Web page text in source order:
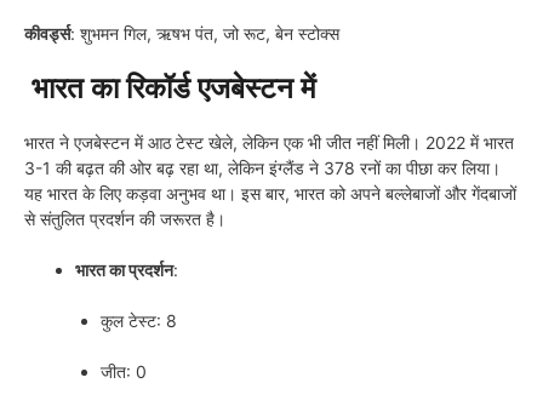
कीवर्ड्स: शुभमन गिल, ऋषभ पंत, जो रूट, बेन स्टोक्स
भारत का रिकॉर्ड एजबेस्टन में
भारत ने एजबेस्टन में आठ टेस्ट खेले, लेकिन एक भी जीत नहीं मिली। 2022 में भारत
3-1 की बढ़त की ओर बढ़ रहा था, लेकिन इंग्लैंड ने 378 रनों का पीछा कर लिया।
यह भारत के लिए कड़वा अनुभव था। इस बार, भारत को अपने बल्लेबाजों और गेंदबाजों
से संतुलित प्रदर्शन की जरूरत है।
भारत का प्रदर्शन:
कुल टेस्ट: 8
जीत: 0